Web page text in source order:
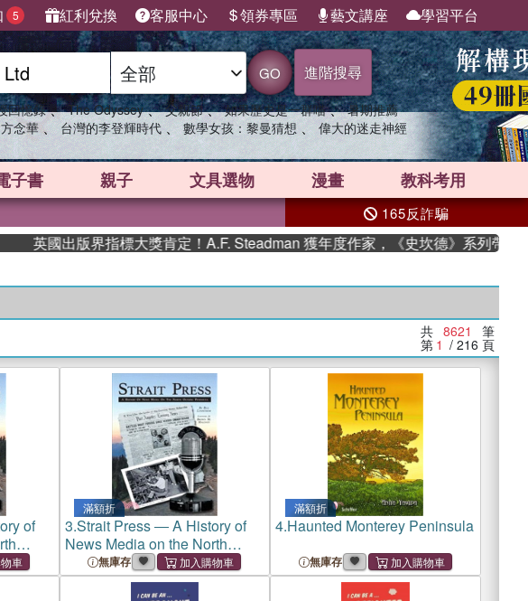
5 紅利兌換 客服中心 領券專區 藝文講座 學習平台
GO 進階搜尋
回憶錄 、 The Odyssey 、 父親節 、 如果歷史是一群喵 、 暑期推薦
方念華 、 台灣的李登輝時代 、 數學女孩：黎曼猜想 、 偉大的迷走神經
子書 親子 文具選物 漫畫 教科考用
165反詐騙
版界指標大獎肯定！A.F. Steadman 獲年度作家，《史坎德》系列帶你踏上熱血奇
共 8621 筆
第 1 / 216 頁
of
滿額折
3.Strait Press ― A History of
News Media on the North
Olympic Peninsula
無庫存
滿額折
4.Haunted Monterey Peninsula
無庫存